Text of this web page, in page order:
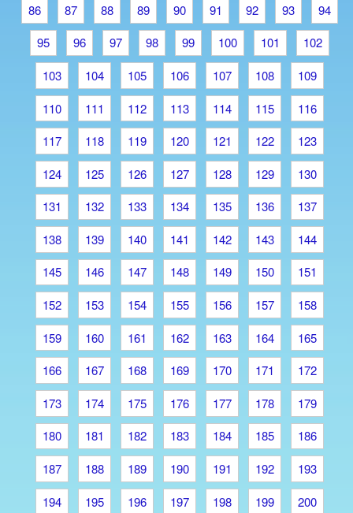
86
87 88 89 90 91 92 93
94
95
96 97 98 99 100 101
102
103
104 105 106 107 108
109
110
111 112 113 114 115
116
117
118 119 120 121 122
123
124
125 126 127 128 129
130
131
132 133 134 135 136
137
138
139 140 141 142 143
144
145
146 147 148 149 150
151
152
153 154 155 156 157
158
159
160 161 162 163 164
165
166
167 168 169 170 171
172
173
174 175 176 177 178
179
180
181 182 183 184 185
186
187
188 189 190 191 192
193
194
195 196 197 198 199
200